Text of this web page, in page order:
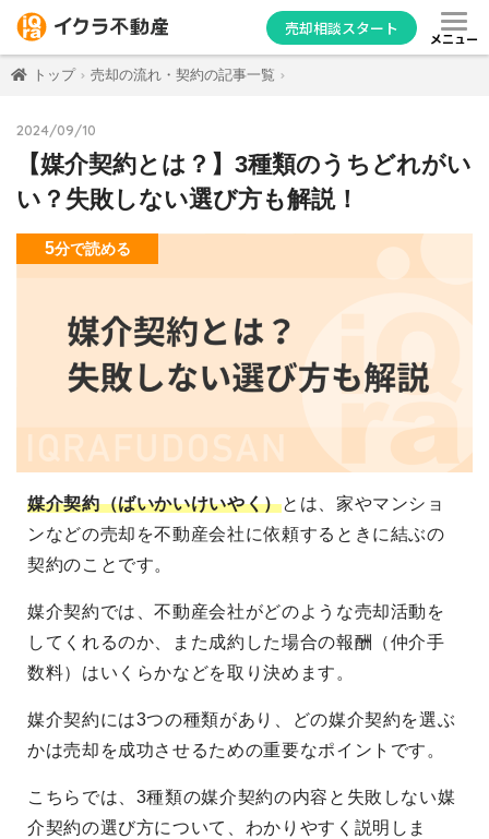
売却相談スタート
メニュー
トップ 売却の流れ・契約の記事一覧
2024/09/10
【媒介契約とは？】3種類のうちどれがい
い？失敗しない選び方も解説！
5分で読める
媒介契約（ばいかいけいやく）とは、家やマンショ
ンなどの売却を不動産会社に依頼するときに結ぶの
契約のことです。
媒介契約では、不動産会社がどのような売却活動を
してくれるのか、また成約した場合の報酬（仲介手
数料）はいくらかなどを取り決めます。
媒介契約には3つの種類があり、どの媒介契約を選ぶ
かは売却を成功させるための重要なポイントです。
こちらでは、3種類の媒介契約の内容と失敗しない媒
介契約の選び方について、わかりやすく説明しま